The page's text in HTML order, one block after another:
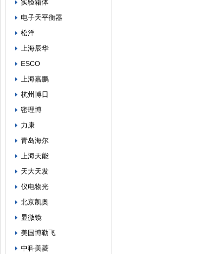
实验箱体
电子天平衡器
松洋
上海辰华
ESCO
上海嘉鹏
杭州博日
密理博
力康
青岛海尔
上海天能
天大天发
仪电物光
北京凯奥
显微镜
美国博勒飞
中科美菱